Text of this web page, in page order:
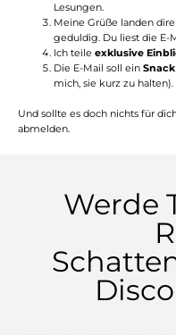
Lesungen.
Meine Grüße landen
geduldig. Du liest die E-
Ich teile exklusive
Die E-Mail soll ein Snack
mich, sie kurz zu halten).
Und sollte es doch nichts für
abmelden.
Werde